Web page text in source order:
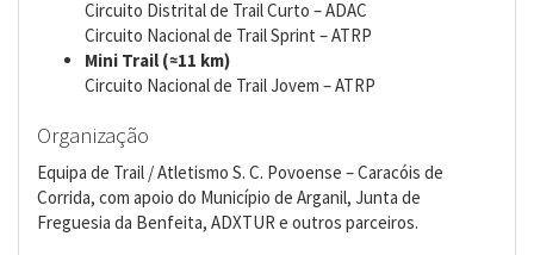
Circuito Distrital de Trail Curto – ADAC
Circuito Nacional de Trail Sprint – ATRP
Mini Trail (≈11 km)
Circuito Nacional de Trail Jovem – ATRP
Organização
Equipa de Trail / Atletismo S. C. Povoense – Caracóis de
Corrida, com apoio do Município de Arganil, Junta de
Freguesia da Benfeita, ADXTUR e outros parceiros.